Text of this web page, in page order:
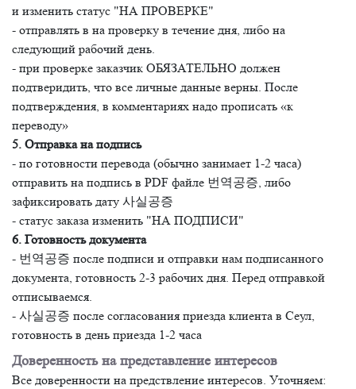
и изменить статус "НА ПРОВЕРКЕ"
- отправлять в на проверку в течение дня, либо на
следующий рабочий день.
- при проверке заказчик ОБЯЗАТЕЛЬНО должен
подтверидить, что все личные данные верны. После
подтверждения, в комментариях надо прописать «к
переводу»
5. Отправка на подпись
- по готовности перевода (обычно занимает 1-2 часа)
отправить на подпись в PDF файле 번역공증, либо
зафиксировать дату 사실공증
- статус заказа изменить "НА ПОДПИСИ"
6. Готовность документа
- 번역공증 после подписи и отправки нам подписанного
документа, готовность 2-3 рабочих дня. Перед отправкой
отписываемся.
- 사실공증 после согласования приезда клиента в Сеул,
готовность в день приезда 1-2 часа
Доверенность на представление интересов
Все доверенности на предствление интересов. Уточняем: